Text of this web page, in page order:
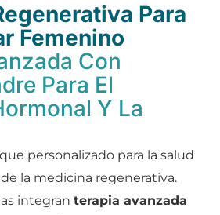
Para
Femenino
Con
Para El
Y La
personalizado para la salud
la medicina regenerativa.
integran terapia avanzada